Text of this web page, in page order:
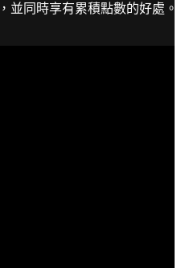
並同時享有累積點數的好處。